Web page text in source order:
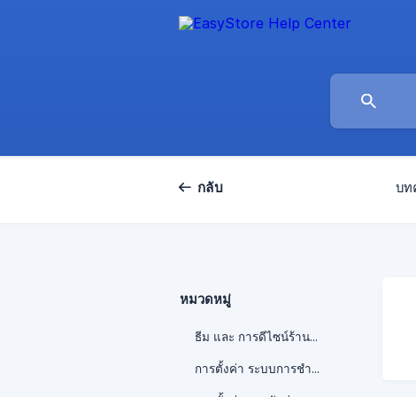
กลับ บท
หมวดหมู่
ธีม และ การดีไซน์ร้านค้า
การตั้งค่า ระบบการชำระเงิน